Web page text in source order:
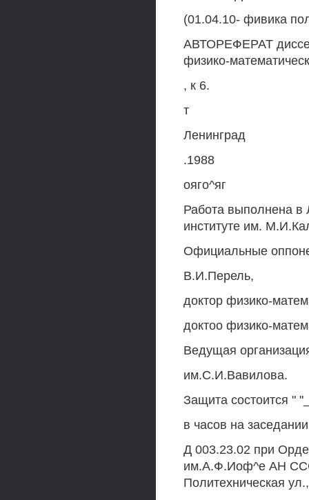
(01.04.10- фивика
АВТОРЕФЕРАТ
физико-
, к 6.
т
Ленинград
.1988
ояго^яг
Работа выполнена в
институте им.
Официальные
В.И.Перель,
доктор физико-
доктоо физико-
Ведущая
им.С.И.Вавилова.
Защита состоится "
в часов на
Д 003.23.02 при
им.А.Ф.Иоф^е АН
Политехническая